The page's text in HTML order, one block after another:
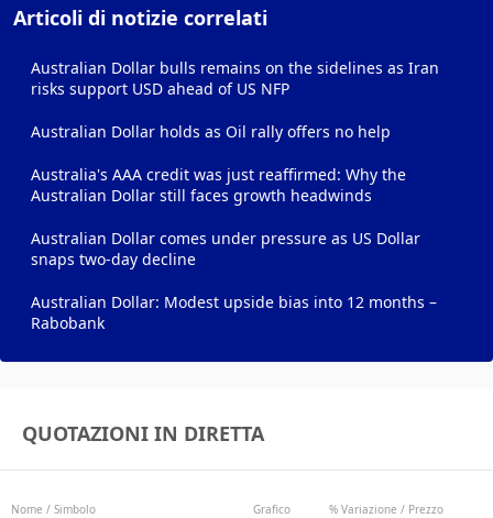
Articoli di notizie correlati
Australian Dollar bulls remains on the sidelines as Iran
risks support USD ahead of US NFP
Australian Dollar holds as Oil rally offers no help
Australia's AAA credit was just reaffirmed: Why the
Australian Dollar still faces growth headwinds
Australian Dollar comes under pressure as US Dollar
snaps two-day decline
Australian Dollar: Modest upside bias into 12 months –
Rabobank
QUOTAZIONI IN DIRETTA
Nome / Simbolo Grafico % Variazione / Prezzo